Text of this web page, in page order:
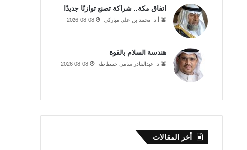
اتفاق مكة.. شراكة تصنع توازنًا جديدًا
أ.د. محمد بن علي مباركي 2026-08-08
هندسة السلام بالقوة
د. عبدالقادر سامي حنبظاظة 2026-08-08
أخر المقالات